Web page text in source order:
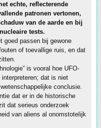
echte, reflecterende
patronen vertonen,
van de aarde en bij
tests.
goed passen bij gewone
of toevallige ruis, en dat
is vooral hoe UFO-
dat is niet
conclusie.
dat er in de historische
dat serieus onderzoek
van aliens al onomstotelijk